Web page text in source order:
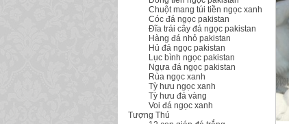
Chuột mang túi tiền ngọc xanh
Cóc đá ngọc pakistan
Đĩa trái cây đá ngọc pakistan
Hàng đá nhỏ pakistan
Hủ đá ngọc pakistan
Lục bình ngọc pakistan
Ngựa đá ngọc pakistan
Rùa ngọc xanh
Tỳ hưu ngọc xanh
Tỳ hưu đá vàng
Voi đá ngọc xanh
Tượng Thú